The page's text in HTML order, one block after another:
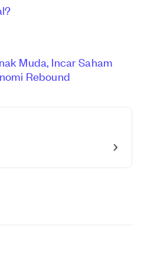
Muda, Incar Saham
Rebound